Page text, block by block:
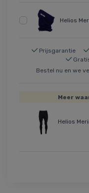
Helios
Prijsgarantie
Bestel nu en we
Meer
Helios